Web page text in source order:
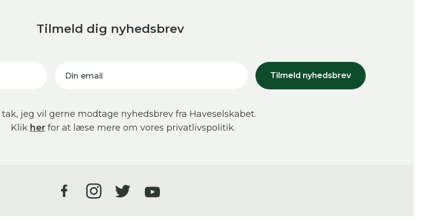
Tilmeld dig nyhedsbrev
Din email Tilmeld nyhedsbrev
tak, jeg vil gerne modtage nyhedsbrev fra Haveselskabet.
Klik herfor at læse mere om vores privatlivspolitik.